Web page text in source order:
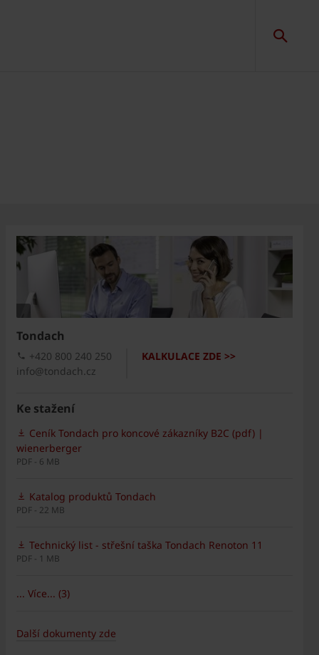
Tondach
KALKULACE ZDE >>
+420 800 240 250
info@tondach.cz
Ke stažení
Ceník Tondach pro koncové zákazníky B2C (pdf) |
wienerberger
PDF - 6 MB
Katalog produktů Tondach
PDF - 22 MB
Technický list - střešní taška Tondach Renoton 11
PDF - 1 MB
... Více... (3)
Další dokumenty zde